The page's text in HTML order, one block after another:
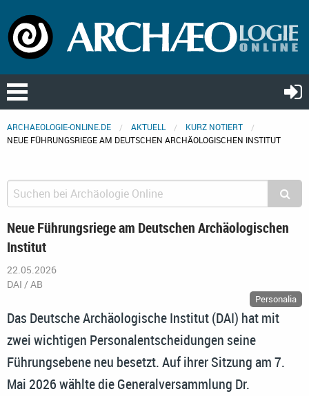
ARCHAEOLOGIE-ONLINE.DE AKTUELL
KURZ NOTIERT
NEUE FÜHRUNGSRIEGE AM DEUTSCHEN ARCHÄOLOGISCHEN INSTITUT
Neue Führungsriege am Deutschen Archäologischen
Institut
22.05.2026
DAI / AB
Personalia
Das Deutsche Archäologische Institut (DAI) hat mit
zwei wichtigen Personalentscheidungen seine
Führungsebene neu besetzt. Auf ihrer Sitzung am 7.
Mai 2026 wählte die Generalversammlung Dr.